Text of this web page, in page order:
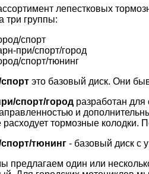
лепестковых
три группы:
спорт
при/спорт/город
спорт/тюнинг
это базовый диск. Они
спорт/город разработан
и
тормозные колодки.
спорт/тюнинг - базовый диск с
предлагаем один или